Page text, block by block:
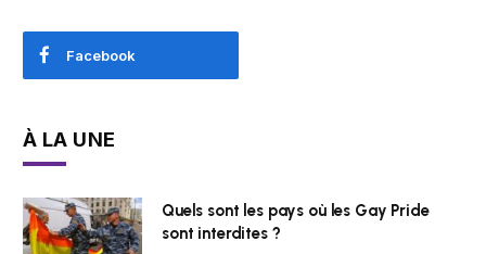
Facebook
À LA UNE
Quels sont les pays où les Gay Pride
sont interdites ?